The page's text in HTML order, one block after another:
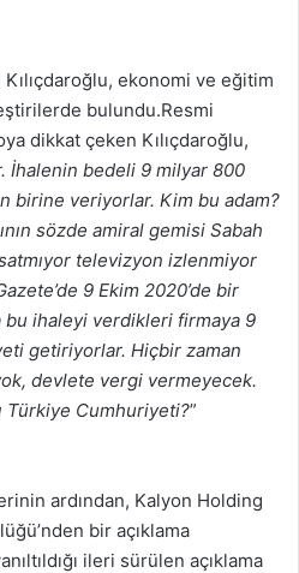
Kılıçdaroğlu, ekonomi ve eğitim
bulundu.Resmi
dikkat çeken Kılıçdaroğlu,
İhalenin bedeli 9 milyar 800
birine veriyorlar. Kim bu adam?
sözde amiral gemisi Sabah
televizyon izlenmiyor
9 Ekim 2020’de bir
bu ihaleyi verdikleri firmaya 9
getiriyorlar. Hiçbir zaman
devlete vergi vermeyecek.
Türkiye Cumhuriyeti?”
ardından, Kalyon Holding
bir açıklama
ileri sürülen açıklama